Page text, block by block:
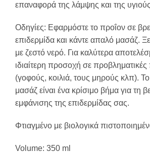
επαναφορά της λάμψης και της
Οδηγίες: Εφαρμόστε το προΐον σε
επιδερμίδα και κάντε απαλό μασάζ.
με ζεστό νερό. Για καλύτερα
ιδιαίτερη προσοχή σε προβληματικές
(γοφούς, κοιλιά, τους μηρούς κλπ).
μασάζ είναι ένα κρίσιμο βήμα για τη
εμφάνισης της επιδερμίδας σας.
Φτιαγμένο με βιολογικά
Volume: 350 ml